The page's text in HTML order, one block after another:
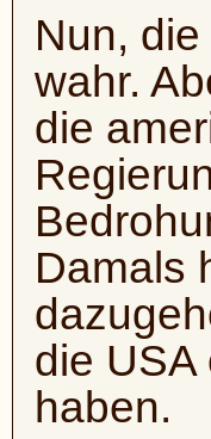
Nun,
wahr.
die
Damals
die USA
haben.